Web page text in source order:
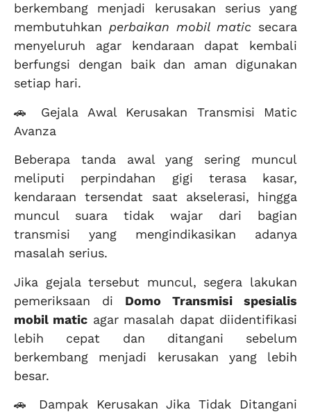
berkembang menjadi kerusakan serius yang
membutuhkan perbaikan mobil matic secara
menyeluruh agar kendaraan dapat kembali
berfungsi dengan baik dan aman digunakan
setiap hari.
🚗 Gejala Awal Kerusakan Transmisi Matic
Avanza
Beberapa tanda awal yang sering muncul
meliputi perpindahan gigi terasa kasar,
kendaraan tersendat saat akselerasi, hingga
muncul suara tidak wajar dari bagian
transmisi yang mengindikasikan adanya
masalah serius.
Jika gejala tersebut muncul, segera lakukan
pemeriksaan di Domo Transmisi spesialis
mobil matic agar masalah dapat diidentifikasi
lebih cepat dan ditangani sebelum
berkembang menjadi kerusakan yang lebih
besar.
🚗 Dampak Kerusakan Jika Tidak Ditangani